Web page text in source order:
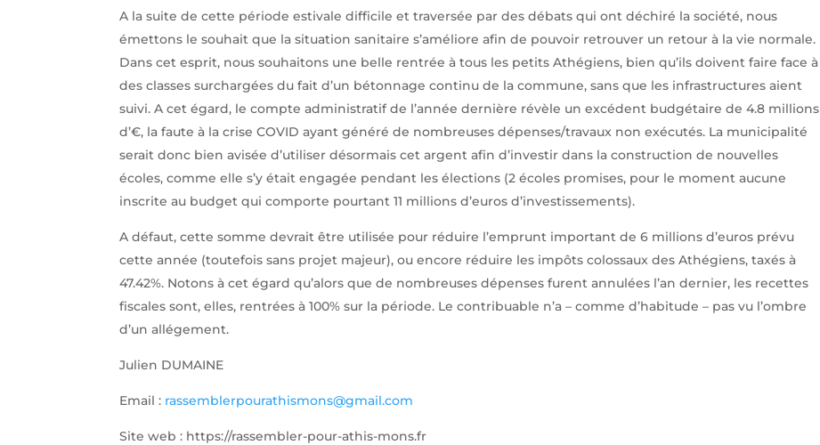
A la suite de cette période estivale difficile et traversée par des débats qui ont déchiré la société, nous
émettons le souhait que la situation sanitaire s’améliore afin de pouvoir retrouver un retour à la vie normale.
Dans cet esprit, nous souhaitons une belle rentrée à tous les petits Athégiens, bien qu’ils doivent faire face à
des classes surchargées du fait d’un bétonnage continu de la commune, sans que les infrastructures aient
suivi. A cet égard, le compte administratif de l’année dernière révèle un excédent budgétaire de 4.8 millions
d’€, la faute à la crise COVID ayant généré de nombreuses dépenses/travaux non exécutés. La municipalité
serait donc bien avisée d’utiliser désormais cet argent afin d’investir dans la construction de nouvelles
écoles, comme elle s’y était engagée pendant les élections (2 écoles promises, pour le moment aucune
inscrite au budget qui comporte pourtant 11 millions d’euros d’investissements).
A défaut, cette somme devrait être utilisée pour réduire l’emprunt important de 6 millions d’euros prévu
cette année (toutefois sans projet majeur), ou encore réduire les impôts colossaux des Athégiens, taxés à
47.42%. Notons à cet égard qu’alors que de nombreuses dépenses furent annulées l’an dernier, les recettes
fiscales sont, elles, rentrées à 100% sur la période. Le contribuable n’a – comme d’habitude – pas vu l’ombre
d’un allégement.
Julien DUMAINE
Email : rassemblerpourathismons@gmail.com
Site web : https://rassembler-pour-athis-mons.fr